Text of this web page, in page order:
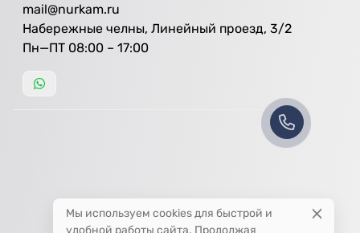
mail@nurkam.ru
Набережные челны, Линейный проезд, 3/2
Пн—ПТ 08:00 – 17:00
Мы используем cookies для быстрой и
удобной работы сайта. Продолжая